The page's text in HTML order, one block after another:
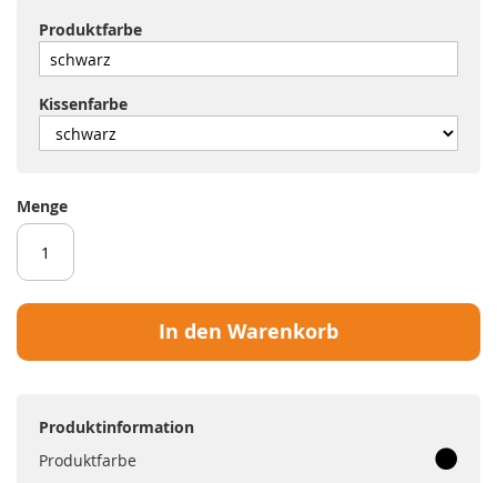
Produktfarbe
Kissenfarbe
Menge
In den Warenkorb
Produktinformation
Produktfarbe